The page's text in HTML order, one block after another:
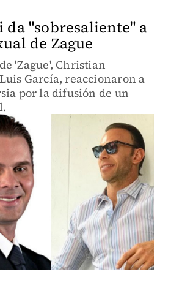
"sobresaliente" a
de Zague
'Zague', Christian
García, reaccionaron a
por la difusión de un